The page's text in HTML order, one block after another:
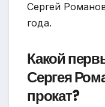
Сергей
года.
Какой
Сергея
прокат?